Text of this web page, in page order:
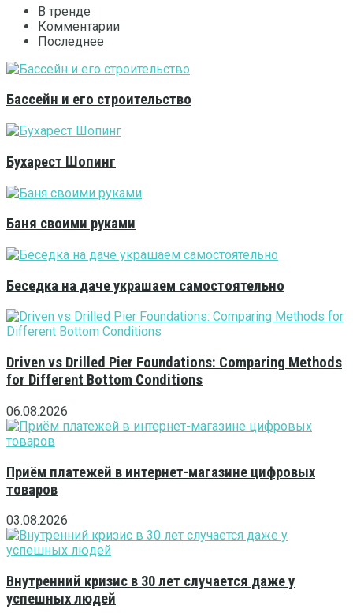
В тренде
Комментарии
Последнее
Бассейн и его строительство
Бухарест Шопинг
Баня своими руками
Беседка на даче украшаем самостоятельно
Driven vs Drilled Pier Foundations: Comparing Methods
for Different Bottom Conditions
06.08.2026
Приём платежей в интернет-магазине цифровых
товаров
03.08.2026
Внутренний кризис в 30 лет случается даже у
успешных людей